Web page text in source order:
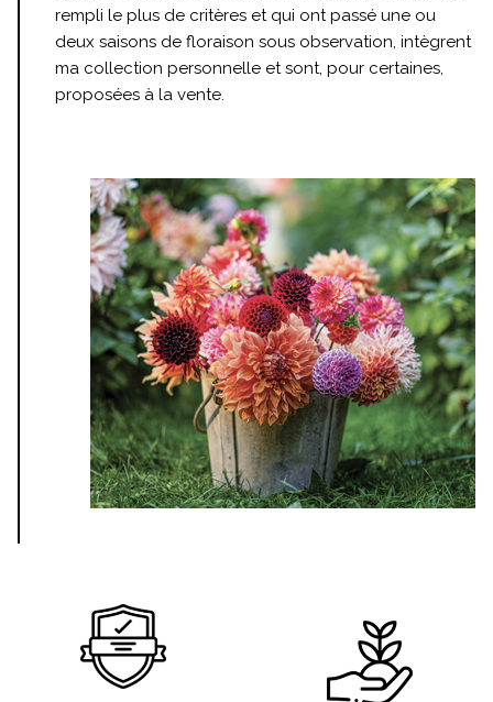
rempli le plus de critères et qui ont passé une ou
deux saisons de floraison sous observation, intègrent
ma collection personnelle et sont, pour certaines,
proposées à la vente.